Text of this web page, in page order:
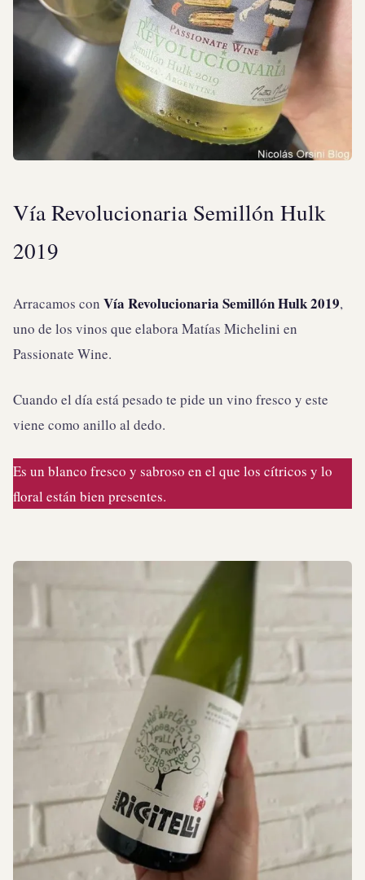
Vía Revolucionaria Semillón Hulk
2019
Arracamos con Vía Revolucionaria Semillón Hulk 2019,
uno de los vinos que elabora Matías Michelini en
Passionate Wine.
Cuando el día está pesado te pide un vino fresco y este
viene como anillo al dedo. ⁠
Es un blanco fresco y sabroso en el que los cítricos y lo
floral están bien presentes.